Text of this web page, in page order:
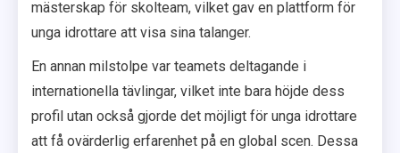
mästerskap för skolteam, vilket gav en plattform för
unga idrottare att visa sina talanger.
En annan milstolpe var teamets deltagande i
internationella tävlingar, vilket inte bara höjde dess
profil utan också gjorde det möjligt för unga idrottare
att få ovärderlig erfarenhet på en global scen. Dessa